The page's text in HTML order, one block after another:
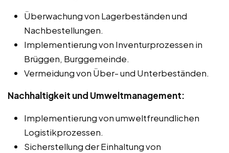
Überwachung von Lagerbeständen und
Nachbestellungen.
Implementierung von Inventurprozessen in
Brüggen, Burggemeinde.
Vermeidung von Über- und Unterbeständen.
Nachhaltigkeit und Umweltmanagement:
Implementierung von umweltfreundlichen
Logistikprozessen.
Sicherstellung der Einhaltung von